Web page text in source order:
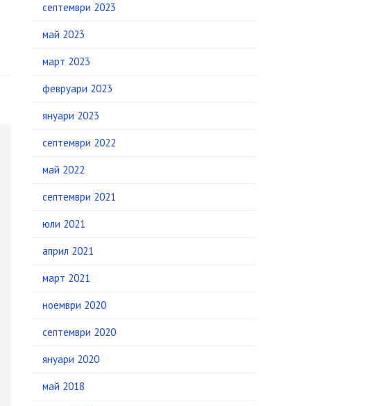
септември 2023
май 2023
март 2023
февруари 2023
януари 2023
септември 2022
май 2022
септември 2021
юли 2021
април 2021
март 2021
ноември 2020
септември 2020
януари 2020
май 2018